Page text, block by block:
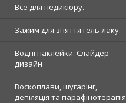
Все для педикюру.
Зажим для зняття гель-лаку.
Водні наклейки. Слайдер-
дизайн
Воскоплави, шугарінг,
депіляція та парафінотерапія